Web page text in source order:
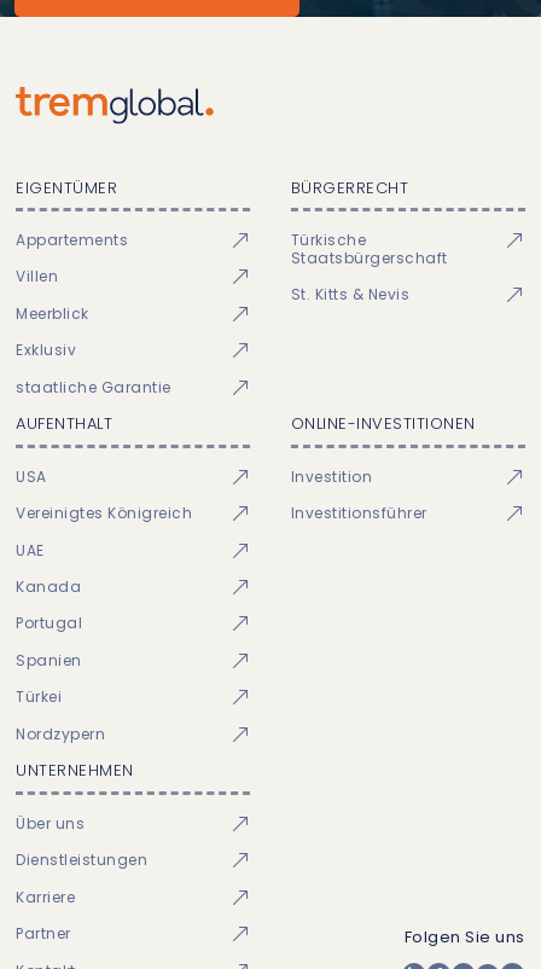
EIGENTÜMER
Appartements
Villen
Meerblick
Exklusiv
staatliche Garantie
BÜRGERRECHT
Türkische
Staatsbürgerschaft
St. Kitts & Nevis
AUFENTHALT
USA
Vereinigtes Königreich
UAE
Kanada
Portugal
Spanien
Türkei
Nordzypern
ONLINE-INVESTITIONEN
Investition
Investitionsführer
UNTERNEHMEN
Über uns
Dienstleistungen
Karriere
Partner
Folgen Sie uns